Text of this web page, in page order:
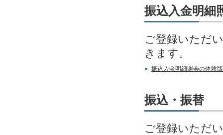
振込入金明細
ご登録いただ
きます。
振込入金明細照会の体験
振込・振替
ご登録いただ